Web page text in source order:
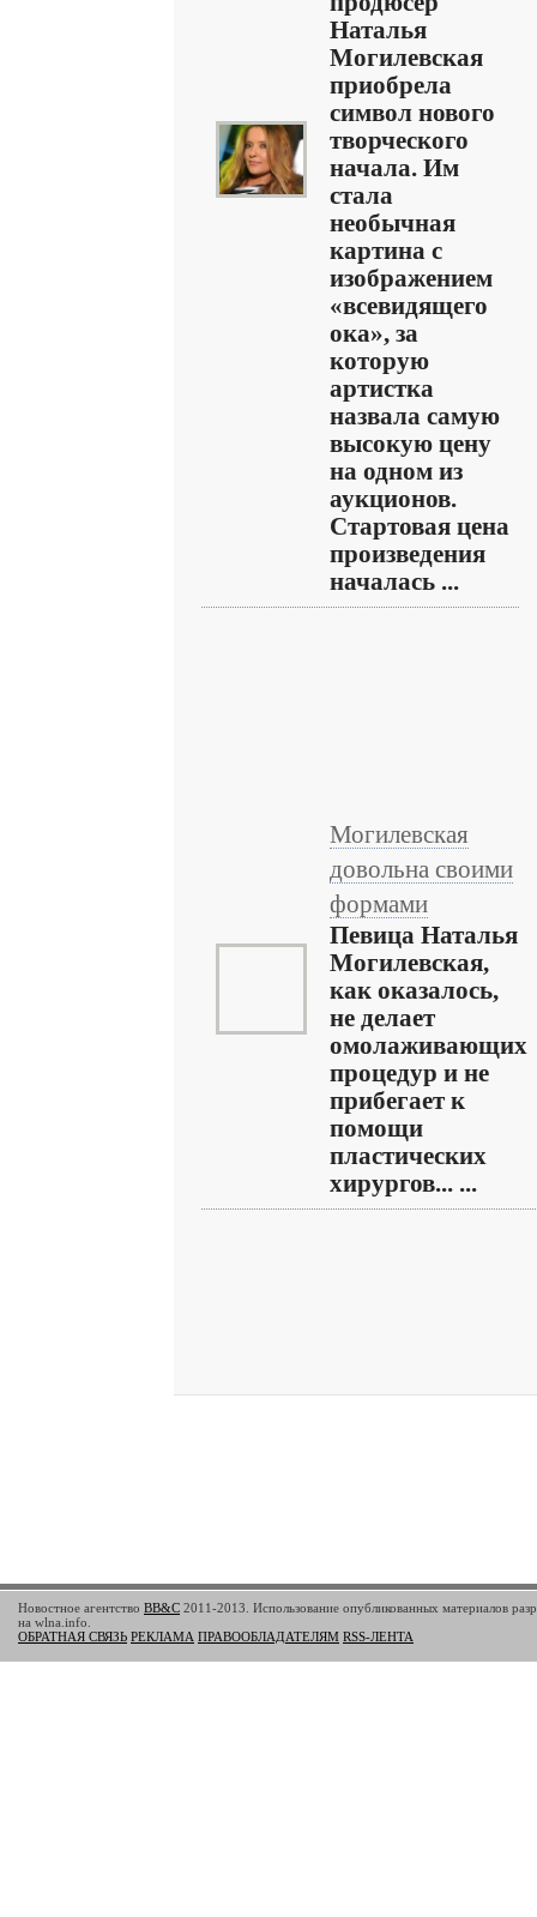
Наталья
Могилевская
приобрела
символ нового
творческого
начала. Им
стала
необычная
картина с
изображением
«всевидящего
ока», за
которую
артистка
назвала самую
высокую цену
на одном из
аукционов.
Стартовая цена
произведения
началась ...
Могилевская
довольна своими
формами
Певица Наталья
Могилевская,
как оказалось,
не делает
омолаживающих
процедур и не
прибегает к
помощи
пластических
хирургов... ...
Новостное агентство BB&C 2011-2013. Использование опубликованных материалов
на wlna.info.
ОБРАТНАЯ СВЯЗЬ РЕКЛАМА ПРАВООБЛАДАТЕЛЯМ RSS-ЛЕНТА